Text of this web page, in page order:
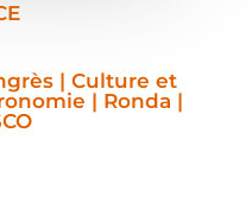
| Culture et
| Ronda |